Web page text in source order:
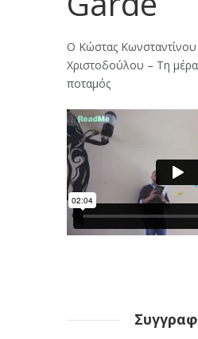
Ο Κώστας Κωνσταντίνου
Χριστοδούλου – Τη
ποταμός